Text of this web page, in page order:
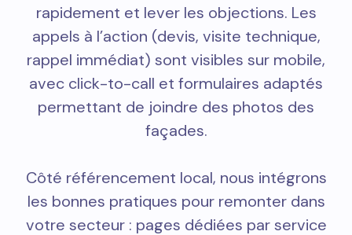
rapidement et lever les objections. Les
appels à l’action (devis, visite technique,
rappel immédiat) sont visibles sur mobile,
avec click-to-call et formulaires adaptés
permettant de joindre des photos des
façades.
Côté référencement local, nous intégrons
les bonnes pratiques pour remonter dans
votre secteur : pages dédiées par service